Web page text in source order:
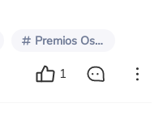
Premios Oscar
1